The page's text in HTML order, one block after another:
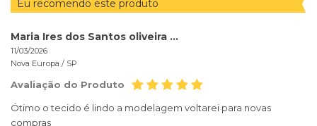
Eu recomendo este produto
Maria Ires dos Santos oliveira Oliveira
11/03/2026
Nova Europa / SP
Avaliação do Produto
Ótimo o tecido é lindo a modelagem voltarei para novas
compras